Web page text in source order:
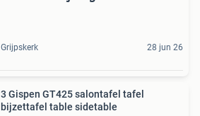
Grijpskerk 28 jun 26
3 Gispen GT425 salontafel tafel
bijzettafel table sidetable